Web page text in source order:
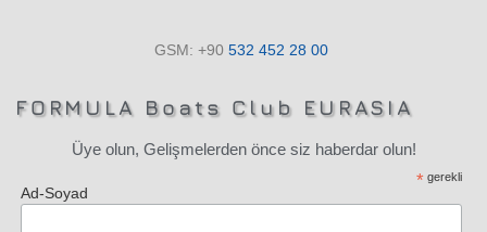
GSM: +90 532 452 28 00
FORMULA Boats Club EURASIA
Üye olun, Gelişmelerden önce siz haberdar olun!
* gerekli
Ad-Soyad